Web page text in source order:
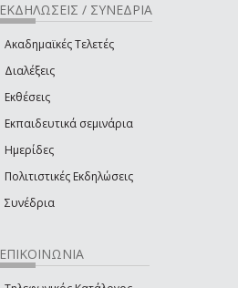
ΕΚΔΗΛΩΣΕΙΣ / ΣΥΝΕΔΡΙΑ
Ακαδημαϊκές Τελετές
Διαλέξεις
Εκθέσεις
Εκπαιδευτικά σεμινάρια
Ημερίδες
Πολιτιστικές Εκδηλώσεις
Συνέδρια
ΕΠΙΚΟΙΝΩΝΙΑ